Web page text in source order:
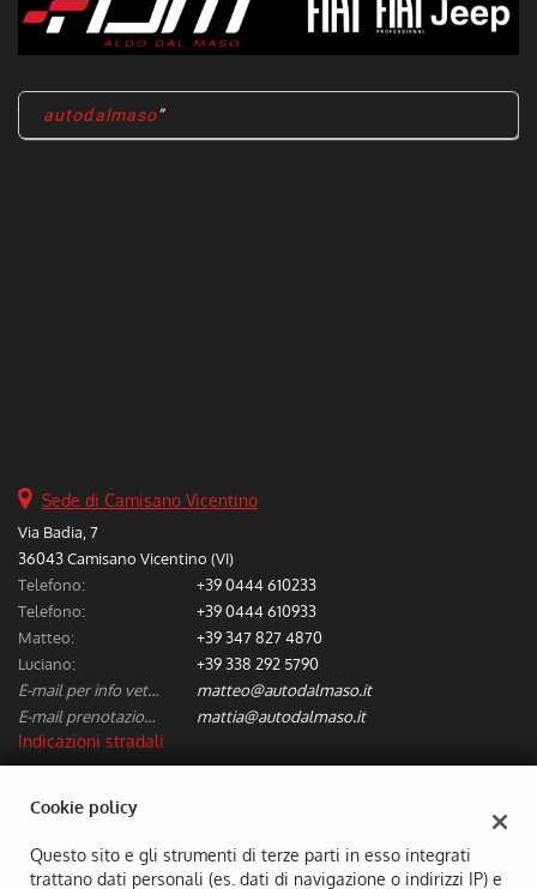
autodalmaso
Sede di Camisano Vicentino
Via Badia, 7
36043 Camisano Vicentino (VI)
Telefono:
+39 0444 610233
Telefono:
+39 0444 610933
Matteo:
+39 347 827 4870
Luciano:
+39 338 292 5790
E-mail per info vetture nuove/usate:
matteo@autodalmaso.it
E-mail prenotazione/preventivi riparazioni:
mattia@autodalmaso.it
Indicazioni stradali
Aldo Dal Maso & C. Snc
Via Badia, 7, Camisano Vicentino (VI)
Cookie policy
Questo sito e gli strumenti di terze parti in esso integrati
trattano dati personali (es. dati di navigazione o indirizzi IP) e